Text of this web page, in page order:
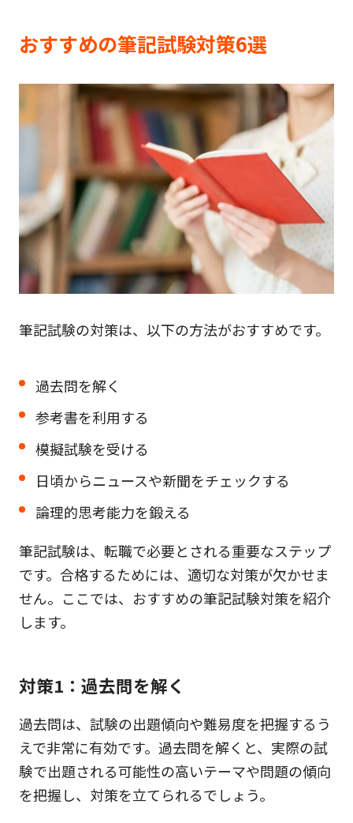
おすすめの筆記試験対策6選
筆記試験の対策は、以下の方法がおすすめです。
過去問を解く
参考書を利用する
模擬試験を受ける
日頃からニュースや新聞をチェックする
論理的思考能力を鍛える
筆記試験は、転職で必要とされる重要なステップ
です。合格するためには、適切な対策が欠かせま
せん。ここでは、おすすめの筆記試験対策を紹介
します。
対策1：過去問を解く
過去問は、試験の出題傾向や難易度を把握するう
えで非常に有効です。過去問を解くと、実際の試
験で出題される可能性の高いテーマや問題の傾向
を把握し、対策を立てられるでしょう。